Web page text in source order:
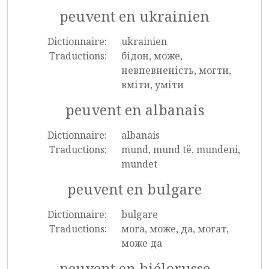
peuvent en ukrainien
Dictionnaire:
ukrainien
Traductions:
бідон, може,
невпевненість, могти,
вміти, уміти
peuvent en albanais
Dictionnaire:
albanais
Traductions:
mund, mund të, mundeni,
mundet
peuvent en bulgare
Dictionnaire:
bulgare
Traductions:
мога, може, да, могат,
може да